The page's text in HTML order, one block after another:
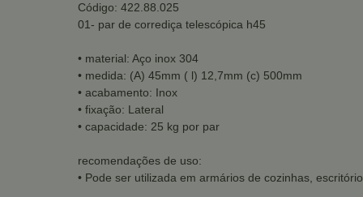
Código: 422.88.025
01- par de corrediça telescópica h45
• material: Aço inox 304
• medida: (A) 45mm ( l) 12,7mm (c) 500mm
• acabamento: Inox
• fixação: Lateral
• capacidade: 25 kg por par
recomendações de uso:
• Pode ser utilizada em armários de cozinhas,